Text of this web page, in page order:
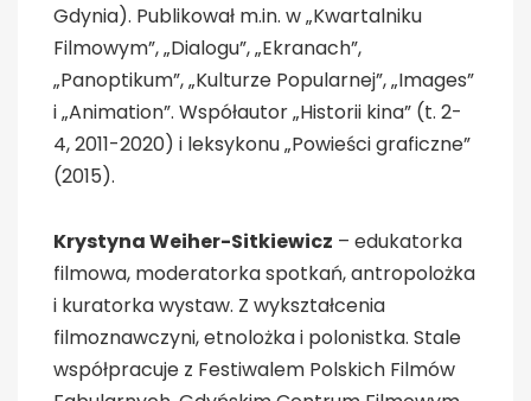
Gdynia). Publikował m.in. w „Kwartalniku
Filmowym”, „Dialogu”, „Ekranach”,
„Panoptikum”, „Kulturze Popularnej”, „Images”
i „Animation”. Współautor „Historii kina” (t. 2-
4, 2011-2020) i leksykonu „Powieści graficzne”
(2015).
Krystyna Weiher-Sitkiewicz – edukatorka
filmowa, moderatorka spotkań, antropolożka
i kuratorka wystaw. Z wykształcenia
filmoznawczyni, etnolożka i polonistka. Stale
współpracuje z Festiwalem Polskich Filmów